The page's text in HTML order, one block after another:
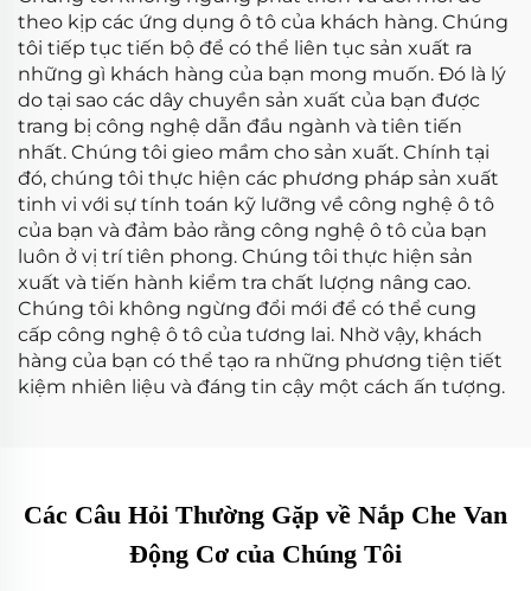
theo kịp các ứng dụng ô tô của khách hàng. Chúng
tôi tiếp tục tiến bộ để có thể liên tục sản xuất ra
những gì khách hàng của bạn mong muốn. Đó là lý
do tại sao các dây chuyền sản xuất của bạn được
trang bị công nghệ dẫn đầu ngành và tiên tiến
nhất. Chúng tôi gieo mầm cho sản xuất. Chính tại
đó, chúng tôi thực hiện các phương pháp sản xuất
tinh vi với sự tính toán kỹ lưỡng về công nghệ ô tô
của bạn và đảm bảo rằng công nghệ ô tô của bạn
luôn ở vị trí tiên phong. Chúng tôi thực hiện sản
xuất và tiến hành kiểm tra chất lượng nâng cao.
Chúng tôi không ngừng đổi mới để có thể cung
cấp công nghệ ô tô của tương lai. Nhờ vậy, khách
hàng của bạn có thể tạo ra những phương tiện tiết
kiệm nhiên liệu và đáng tin cậy một cách ấn tượng.
Các Câu Hỏi Thường Gặp về Nắp Che Van
Động Cơ của Chúng Tôi